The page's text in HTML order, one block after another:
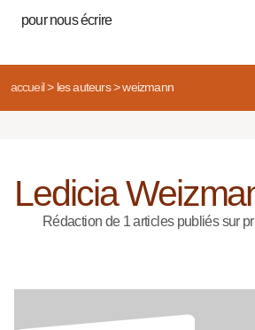
pour nous écrire
accueil> les auteurs> weizmann
Ledicia
Rédaction de 1 articles publiés sur